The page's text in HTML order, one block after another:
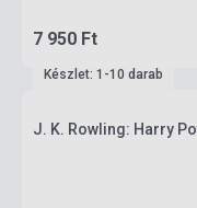
7 950 Ft
Készlet: 1-10 darab
J. K. Rowling: Harry